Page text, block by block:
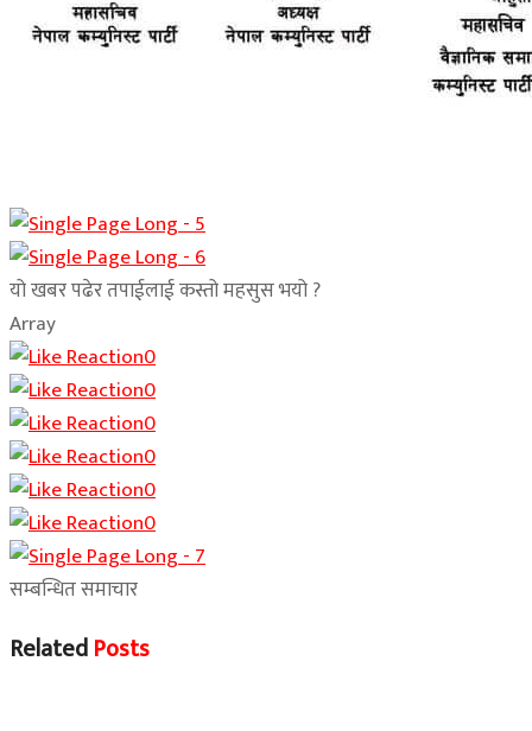
यो खबर पढेर तपाईलाई कस्तो महसुस भयो ?
Array
0
0
0
0
0
0
सम्बन्धित समाचार
RelatedPosts